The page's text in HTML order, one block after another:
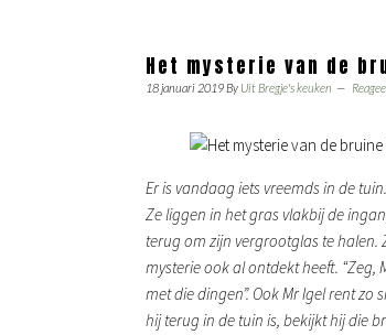
Het mysterie van de
18 januari 2019By Uit Bregje's keuken
Er is vandaag iets vreemds in de
Ze liggen in het gras vlakbij de
terug om zijn vergrootglas te halen.
mysterie ook al ontdekt heeft. “Zeg,
met die dingen”. Ook Mr Igel rent
hij terug in de tuin is, bekijkt hij die